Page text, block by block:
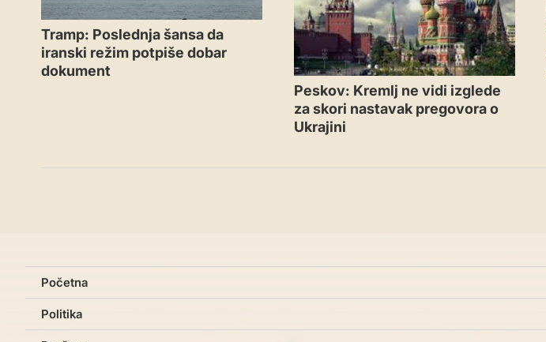
Tramp: Poslednja šansa da
iranski režim potpiše dobar
dokument
Peskov: Kremlj ne vidi izglede
za skori nastavak pregovora o
Ukrajini
Početna
Politika